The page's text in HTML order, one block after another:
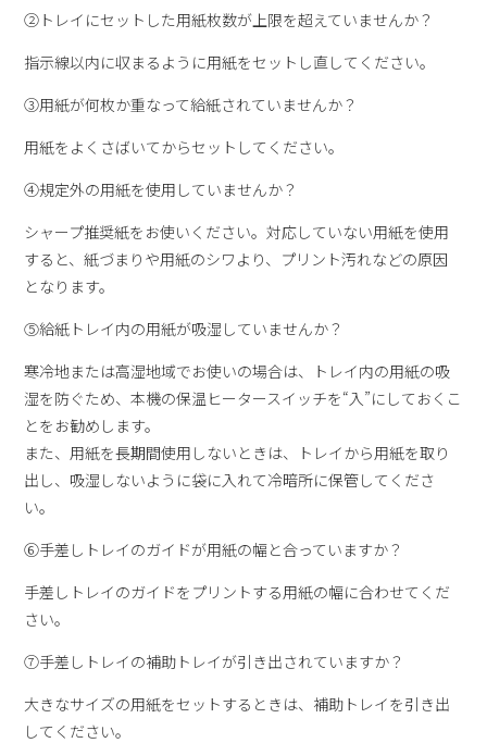
②トレイにセットした用紙枚数が上限を超えていませんか？
指示線以内に収まるように用紙をセットし直してください。
③用紙が何枚か重なって給紙されていませんか？
用紙をよくさばいてからセットしてください。
④規定外の用紙を使用していませんか？
シャープ推奨紙をお使いください。対応していない用紙を使用
すると、紙づまりや用紙のシワより、プリント汚れなどの原因
となります。
⑤給紙トレイ内の用紙が吸湿していませんか？
寒冷地または高湿地域でお使いの場合は、トレイ内の用紙の吸
湿を防ぐため、本機の保温ヒータースイッチを“入”にしておくこ
とをお勧めします。
また、用紙を長期間使用しないときは、トレイから用紙を取り
出し、吸湿しないように袋に入れて冷暗所に保管してくださ
い。
⑥手差しトレイのガイドが用紙の幅と合っていますか？
手差しトレイのガイドをプリントする用紙の幅に合わせてくだ
さい。
⑦手差しトレイの補助トレイが引き出されていますか？
大きなサイズの用紙をセットするときは、補助トレイを引き出
してください。